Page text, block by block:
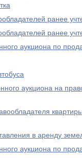
ранее
ранее
аукциона по
аукциона на
в аренду
аукциона по